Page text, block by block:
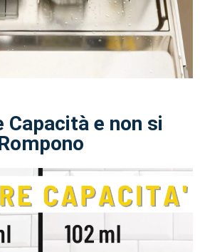
Capacità e non si